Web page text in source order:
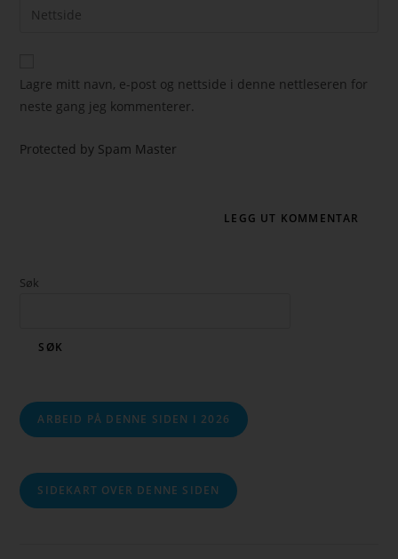
Lagre mitt navn, e-post og nettside i denne nettleseren for
neste gang jeg kommenterer.
Protected by Spam Master
Søk
SØK
ARBEID PÅ DENNE SIDEN I 2026
SIDEKART OVER DENNE SIDEN